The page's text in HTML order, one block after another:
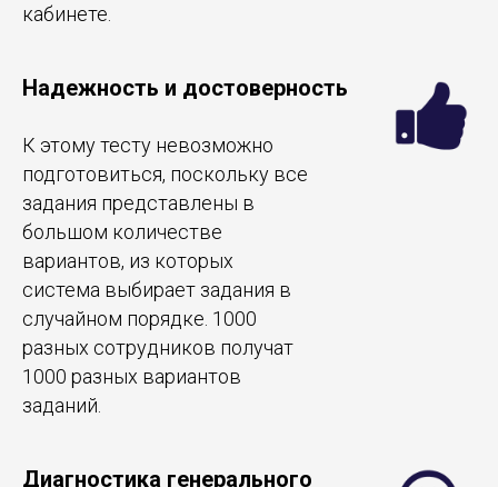
кабинете.
Надежность и достоверность
К этому тесту невозможно
подготовиться, поскольку все
задания представлены в
большом количестве
вариантов, из которых
система выбирает задания в
случайном порядке. 1000
разных сотрудников получат
1000 разных вариантов
заданий.
Диагностика генерального